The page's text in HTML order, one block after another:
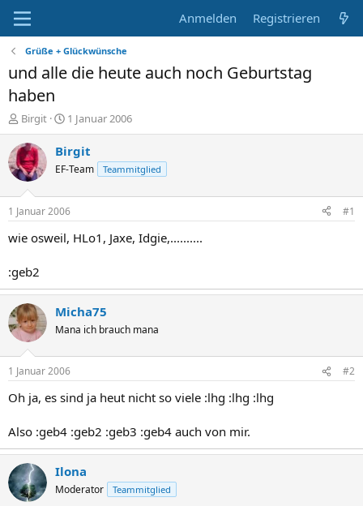
Anmelden Registrieren
Grüße + Glückwünsche
und alle die heute auch noch Geburtstag
haben
E
r
s
t
e
e
r
Birgit
E
r
s
e
l
t
m
1 Januar 2006
Birgit
EF-Team Teammitglied
1 Januar 2006 #1
wie osweil, HLo1, Jaxe, Idgie,..........
:geb2
Micha75
Mana ich brauch mana
1 Januar 2006 #2
Oh ja, es sind ja heut nicht so viele :lhg :lhg :lhg
Also :geb4 :geb2 :geb3 :geb4 auch von mir.
Ilona
Moderator Teammitglied